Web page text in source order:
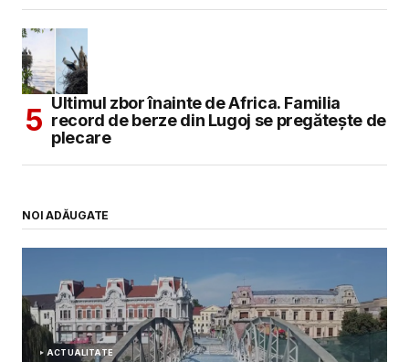
Ultimul zbor înainte de Africa. Familia
record de berze din Lugoj se pregătește de
plecare
NOI ADĂUGATE
ACTUALITATE